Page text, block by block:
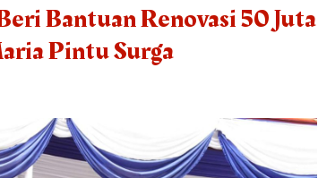
Bantuan Renovasi 50 Juta
Pintu Surga